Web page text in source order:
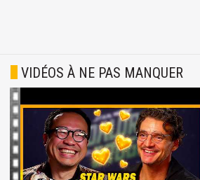
VIDÉOS À NE PAS MANQUER